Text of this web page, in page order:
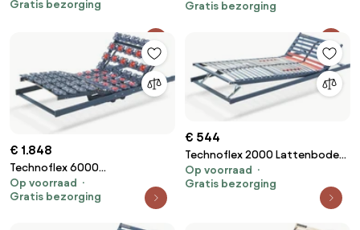
Gratis bezorging
Sense
Gratis bezorging
€ 1.848
Technoflex 6000
Schotelbodem Elektrisch – Bij
Swiss Sense
Op voorraad
Gratis bezorging
€ 544
Technoflex 2000 Lattenbodem
Handverstelbaar – Bij Swiss
Sense
Op voorraad
Gratis bezorging